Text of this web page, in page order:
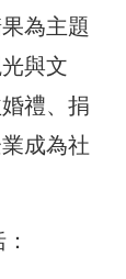
為主題
與文
禮、捐
成為社